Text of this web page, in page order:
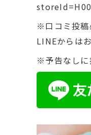
※口コミ投稿
LINEからは
※予告なしに